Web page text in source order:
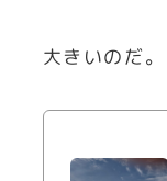
大きいのだ。